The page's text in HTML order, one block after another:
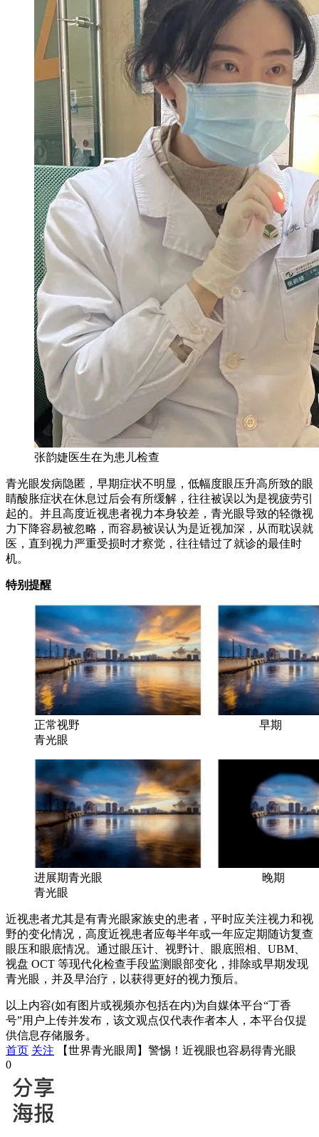
张韵婕医生在为患儿检查
青光眼发病隐匿，早期症状不明显，低幅度眼压升高所致的眼
睛酸胀症状在休息过后会有所缓解，往往被误以为是视疲劳引
起的。并且高度近视患者视力本身较差，青光眼导致的轻微视
力下降容易被忽略，而容易被误认为是近视加深，从而耽误就
医，直到视力严重受损时才察觉，往往错过了就诊的最佳时
机。
特别提醒
正常视野 早期
青光眼
进展期青光眼 晚期
青光眼
近视患者尤其是有青光眼家族史的患者，平时应关注视力和视
野的变化情况，高度近视患者应每半年或一年应定期随访复查
眼压和眼底情况。通过眼压计、视野计、眼底照相、UBM、
视盘 OCT 等现代化检查手段监测眼部变化，排除或早期发现
青光眼，并及早治疗，以获得更好的视力预后。
以上内容(如有图片或视频亦包括在内)为自媒体平台“丁香
号”用户上传并发布，该文观点仅代表作者本人，本平台仅提
供信息存储服务。
首页 关注
【世界青光眼周】警惕！近视眼也容易得青光眼
0